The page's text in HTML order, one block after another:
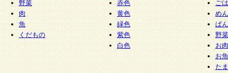
野菜
肉
魚
くだもの
赤色
黄色
緑色
紫色
白色
ご
めん
ぱん
野
お
お
た